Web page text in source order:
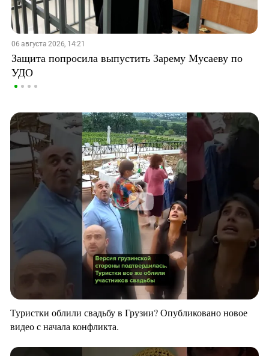
06 августа 2026, 14:21
Защита попросила выпустить Зарему Мусаеву по
УДО
Туристки облили свадьбу в Грузии? Опубликовано новое
видео с начала конфликта.